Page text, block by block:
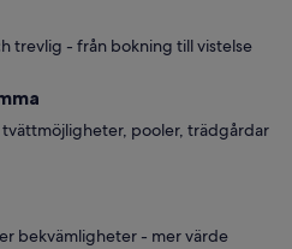
trevlig - från bokning till vistelse
pooler, trädgårdar
bekvämligheter - mer värde